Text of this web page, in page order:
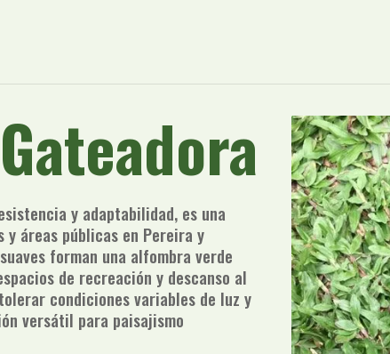
y adaptabilidad, es una
áreas públicas en Pereira y
forman una alfombra verde
de recreación y descanso al
condiciones variables de luz y
versátil para paisajismo